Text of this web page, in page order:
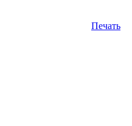
Печать